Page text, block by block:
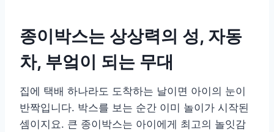
종이박스는 상상력의 성, 자동
차, 부엌이 되는 무대
집에 택배 하나라도 도착하는 날이면 아이의 눈이
반짝입니다. 박스를 보는 순간 이미 놀이가 시작된
셈이지요. 큰 종이박스는 아이에게 최고의 놀잇감